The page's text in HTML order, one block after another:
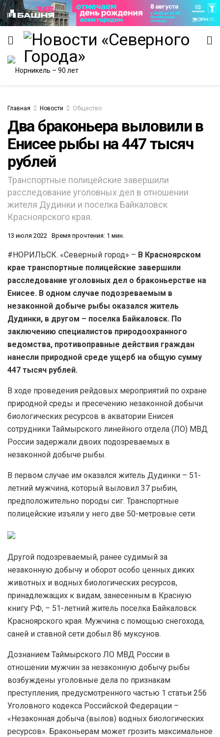
Главная Новости Общество
​Два браконьера выловили в
Енисее рыбы на 447 тысяч
рублей
Транспортные полицейские завершили
расследование уголовных дел в отношении
жителя Дудинки и поселка Байкаловск
Красноярского края.
13 июля 2022 Время прочтения: 1 мин.
#НОРИЛЬСК. «Северный город» – В Красноярском
крае транспортные полицейские завершили
расследование уголовных дел о браконьерстве на
Енисее. В одном случае подозреваемым в
незаконной добыче рыбы оказался житель
Дудинки, в другом – поселка Байкаловск. По
заключению специалистов природоохранного
ведомства, противоправные действия граждан
нанесли природной среде ущерб на общую сумму
447 тысяч рублей.
В ходе проведения рейдовых мероприятий по охране
природной среды и пресечению незаконной добычи
биологических ресурсов в акватории Енисея
сотрудники Таймырского линейного отдела (ЛО) МВД
России задержали двоих подозреваемых в
незаконной добыче рыбы.
В первом случае им оказался житель Дудинки – 51-
летний мужчина, который выловил 37 рыбин,
предположительно породы сиг. Транспортные
полицейские изъяли у него две 50-метровые сети.
Другой подозреваемый, ранее судимый за
незаконную добычу и оборот особо ценных диких
животных и водных биологических ресурсов,
принадлежащих к видам, занесенным в Красную
книгу РФ, – 51-летний житель поселка Байкаловск
Красноярского края. Мужчина с помощью снегохода,
саней и ставной сети добыл 86 муксунов.
Дознанием Таймырского ЛО МВД России в
отношении мужчин за незаконную добычу рыбы
возбуждены уголовные дела по признакам
преступления, предусмотренного частью 1 статьи 256
Уголовного кодекса Российской Федерации –
«Незаконная добыча (вылов) водных биологических
ресурсов». Браконьерам может грозить максимальное